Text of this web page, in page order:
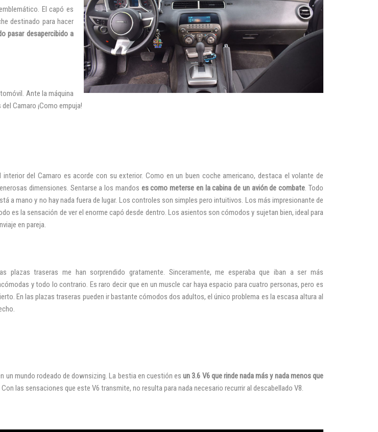
sesión
El capó es
destinado para hacer
pasar desapercibido a
Ante la máquina
Camaro ¡Como empuja!
interior del Camaro es acorde con su exterior. Como en un buen coche americano, destaca el volante de
dimensiones. Sentarse a los mandos es como meterse en la cabina de un avión de combate. Todo
a mano y no hay nada fuera de lugar. Los controles son simples pero intuitivos. Los más impresionante de
es la sensación de ver el enorme capó desde dentro. Los asientos son cómodos y sujetan bien, ideal para
en pareja.
plazas traseras me han sorprendido gratamente. Sinceramente, me esperaba que iban a ser más
y todo lo contrario. Es raro decir que en un muscle car haya espacio para cuatro personas, pero es
En las plazas traseras pueden ir bastante cómodos dos adultos, el único problema es la escasa altura al
mundo rodeado de downsizing. La bestia en cuestión es un 3.6 V6 que rinde nada más y nada menos que
las sensaciones que este V6 transmite, no resulta para nada necesario recurrir al descabellado V8.